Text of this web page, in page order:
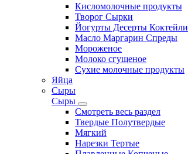
Кисломолочные продукты
Творог Сырки
Йогурты Десерты Коктейли
Масло Маргарин Спреды
Мороженое
Молоко сгущеное
Сухие молочные продукты
Яйца
Сыры
Сыры
Смотреть весь раздел
Твердые Полутвердые
Мягкий
Нарезки Тертые